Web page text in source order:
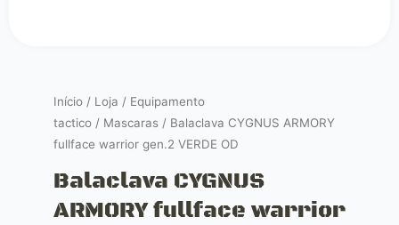
Início / Loja / Equipamento
tactico / Mascaras / Balaclava CYGNUS ARMORY
fullface warrior gen.2 VERDE OD
Balaclava CYGNUS
ARMORY fullface warrior